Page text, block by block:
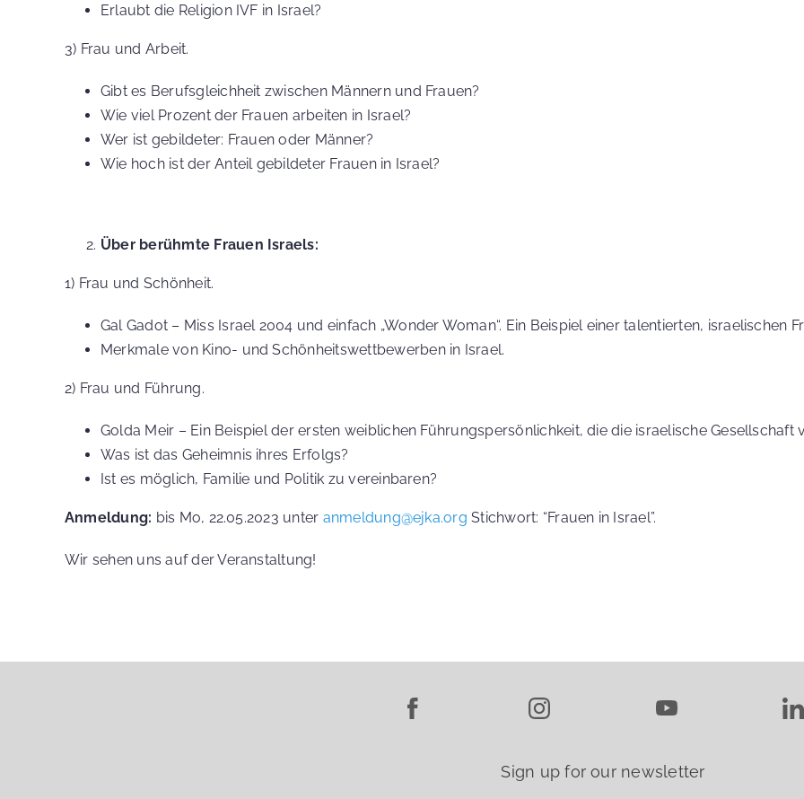
Erlaubt die Religion IVF in Israel?
3) Frau und Arbeit.
Gibt es Berufsgleichheit zwischen Männern und Frauen?
Wie viel Prozent der Frauen arbeiten in Israel?
Wer ist gebildeter: Frauen oder Männer?
Wie hoch ist der Anteil gebildeter Frauen in Israel?
Über berühmte Frauen Israels:
1) Frau und Schönheit.
Gal Gadot – Miss Israel 2004 und einfach „Wonder Woman“. Ein Beispiel einer talentierten, israelischen
Merkmale von Kino- und Schönheitswettbewerben in Israel.
2) Frau und Führung.
Golda Meir – Ein Beispiel der ersten weiblichen Führungspersönlichkeit, die die israelische Gesellschaft
Was ist das Geheimnis ihres Erfolgs?
Ist es möglich, Familie und Politik zu vereinbaren?
Anmeldung: bis Mo, 22.05.2023 unter anmeldung@ejka.org Stichwort: “Frauen in Israel”.
Wir sehen uns auf derVeranstaltung!
Sign up for our newsletter